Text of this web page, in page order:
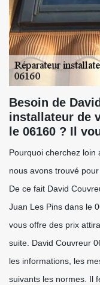
Besoin de
installateur de
le 06160 ? Il
Pourquoi cherchez loin
nous avons trouvé
De ce fait David
Juan Les Pins dans le
vous offre des prix
suite. David Couvreur
les informations, les
suivants les normes. Il